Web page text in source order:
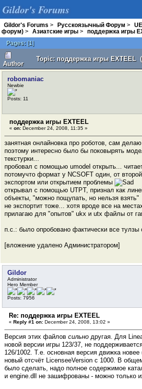
Gildor's Forums
Gildor's Forums > Русскоязычный Форум >
форум) > Азиатские игры >
поддержка игры
Pages: [1]
Author
Topic: поддержка игры EXTEEL
robomaniac
Newbie
Posts: 11
поддержка игры EXTEEL
« on: December 24, 2008, 11:35 »
занятная онлайновка про роботов, сам
поэтому интересно было бы поковырять
текстурки...
пробовал с помощью umodel открыть...
потомучто формат у NCSOFT один, от
экспортом или открытием проблемы
открывал с помощью UTPT, признал как
объекты, "можно пощупать, но нельзя взять"
не экспортит тоже... хотя вроде все на
прилагаю для "опытов" ukx и utx файлы от
п.с.: было опробовано фактически все
[вложение удалено Администратором]
Gildor
Administrator
Hero Member
Posts: 7956
Re: поддержка игры EXTEEL
« Reply #1 on: December 24, 2008, 13:02 »
Версия этих файлов сильно другая. Для
новой версии игры 123/37, не
126/1002. Т.е. основная версия движка
новый отсчёт LicenseeVersion с 1000. В
было сделать, надо полное содержимое
и engine.dll не зашифрованы - можно только